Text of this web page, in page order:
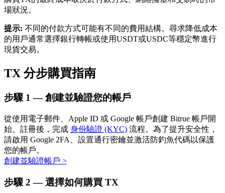
借貸寶
借貸數字貨幣，及時且安全的服務
場狀況。
提示: 不同的付款方式可能有不同的費用結構。尋求降低成本
的用戶通常選擇銀行轉帳或使用USDT或USDC等穩定幣進行
現貨交易。
TX 分步購買指南
步驟 1 —創建並驗證您的帳戶
從使用電子郵件、Apple ID 或 Google 帳戶創建 Bitrue 帳戶開
始。註冊後，完成 身份驗證 (KYC) 流程。為了提升安全性，
請啟用 Google 2FA、設置通行密鑰並激活防釣魚代碼以保護
您的帳戶。
創建並驗證帳戶 >
步驟 2 — 選擇如何購買 TX